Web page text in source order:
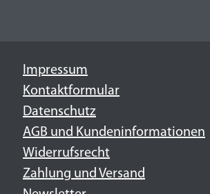
Impressum
Kontaktformular
Datenschutz
AGB und Kundeninformationen
Widerrufsrecht
Zahlung und Versand